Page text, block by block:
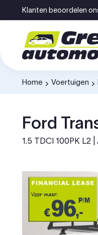
Ga naar inhoud
Klanten beoordelen
Home
-
Voertuigen
-
Ford
1.5 TDCI 100PK L2